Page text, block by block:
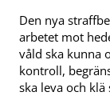
Den nya
arbetet mot
våld ska kunna
kontroll,
ska leva och klä